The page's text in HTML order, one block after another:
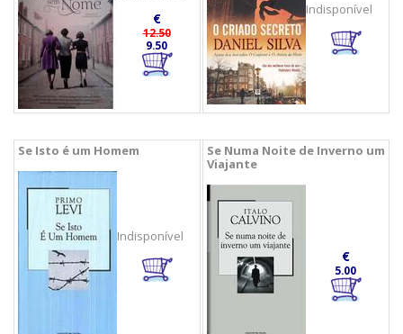
€
12.50
9.50
Indisponível
Se Isto é um Homem
Indisponível
Se Numa Noite de Inverno um
Viajante
€
5.00